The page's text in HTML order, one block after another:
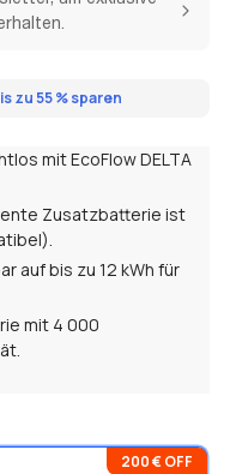
zu 55 % sparen
mit EcoFlow DELTA
Zusatzbatterie ist
auf bis zu 12 kWh für
mit 4 000
Design für eine
200 € OFF